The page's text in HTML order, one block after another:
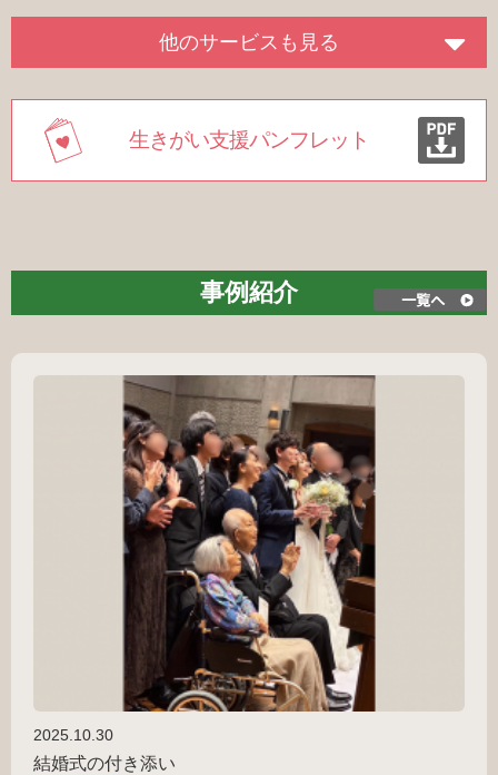
他のサービスも見る
生きがい支援パンフレット
事例紹介
2025.10.30
結婚式の付き添い